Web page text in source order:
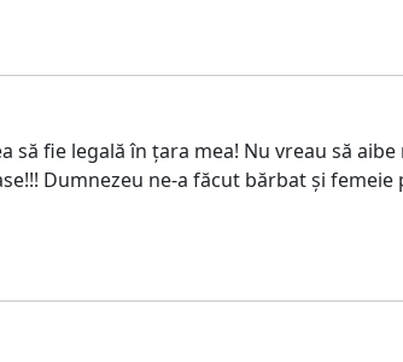
să fie legală în țara mea! Nu vreau să
Dumnezeu ne-a făcut bărbat și